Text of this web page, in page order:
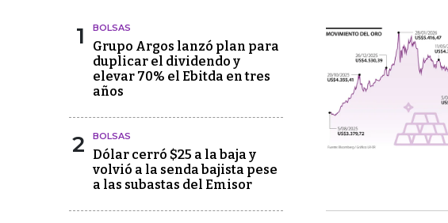
1 BOLSAS
Grupo Argos lanzó plan para
duplicar el dividendo y
elevar 70% el Ebitda en tres
años
2 BOLSAS
Dólar cerró $25 a la baja y
volvió a la senda bajista pese
a las subastas del Emisor